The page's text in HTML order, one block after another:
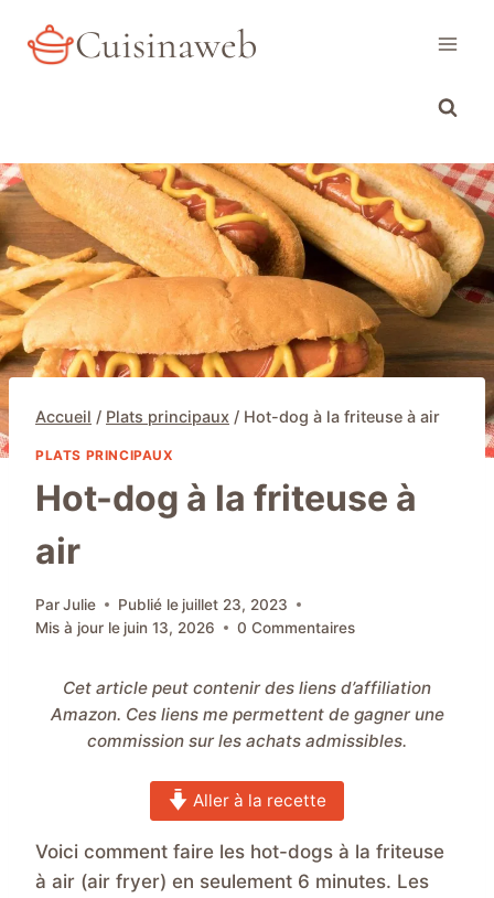
Cuisinaweb
Accueil / Plats principaux / Hot-dog à la friteuse à air
PLATS PRINCIPAUX
Hot-dog à la friteuse à
air
ParJulie Publié le juillet 23, 2023
Mis à jour le juin 13, 2026 0 Commentaires
Cet article peut contenir des liens d’affiliation
Amazon. Ces liens me permettent de gagner une
commission sur les achats admissibles.
Aller à la recette
Voici comment faire les hot-dogs à la friteuse
à air (air fryer) en seulement 6 minutes. Les